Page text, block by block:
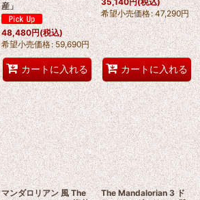
産」
48,480円(税込)
希望小売価格: 59,690円
カートに入れる
希望小売価格: 47,290円
カートに入れる
マンダロリアン 風 The
The Mandalorian 3 ド